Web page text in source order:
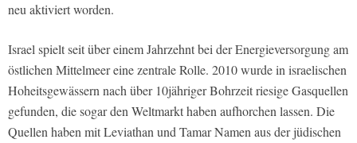
neu aktiviert worden.
Israel spielt seit über einem Jahrzehnt bei der Energieversorgung am
östlichen Mittelmeer eine zentrale Rolle. 2010 wurde in israelischen
Hoheitsgewässern nach über 10jähriger Bohrzeit riesige Gasquellen
gefunden, die sogar den Weltmarkt haben aufhorchen lassen. Die
Quellen haben mit Leviathan und Tamar Namen aus der jüdischen